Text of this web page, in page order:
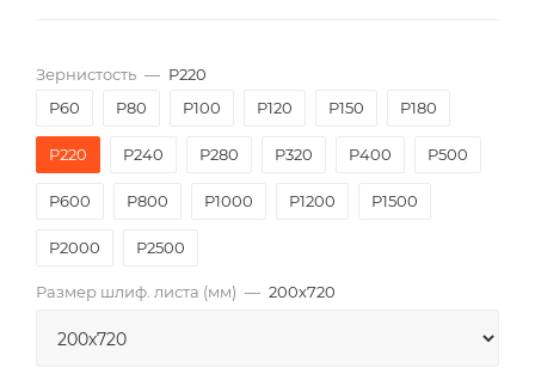
Зернистость — P220
P60
P80 P100 P120 P150 P180
P220 P240 P280 P320 P400 P500
P600 P800 P1000 P1200 P1500
P2000 Р2500
Размер шлиф. листа (мм) — 200х720